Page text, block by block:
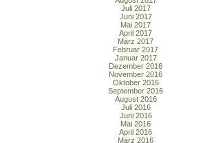
Juli 2017
Juni 2017
Mai 2017
April 2017
März 2017
Februar 2017
Januar 2017
Dezember 2016
November 2016
Oktober 2016
September 2016
August 2016
Juli 2016
Juni 2016
Mai 2016
April 2016
März 2016